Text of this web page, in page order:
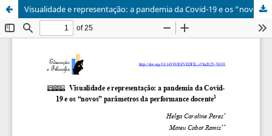
Visualidade e representação: a pandemia da Covid-19 e os “novos” parâmetros da performance docente